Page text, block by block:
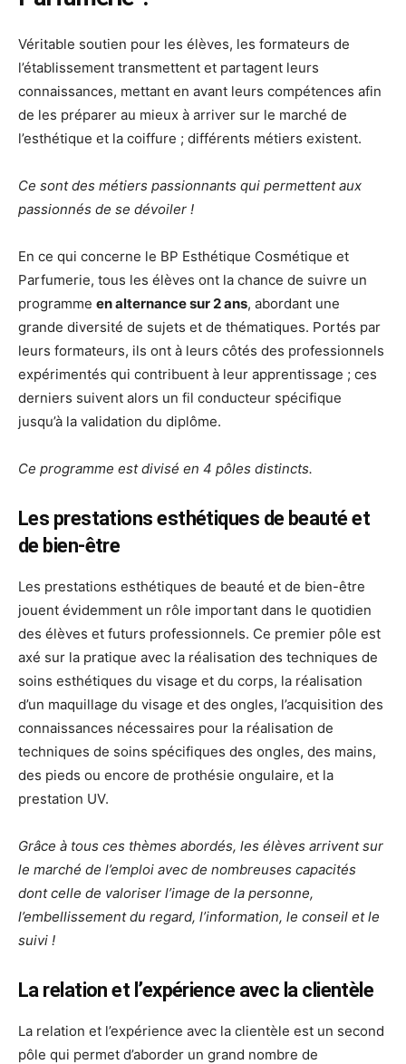
Véritable soutien pour les élèves, les formateurs de
l’établissement transmettent et partagent leurs
connaissances, mettant en avant leurs compétences afin
de les préparer au mieux à arriver sur le marché de
l’esthétique et la coiffure ; différents métiers existent.
Ce sont des métiers passionnants qui permettent aux
passionnés de se dévoiler !
En ce qui concerne le BP Esthétique Cosmétique et
Parfumerie, tous les élèves ont la chance de suivre un
programme en alternance sur 2 ans, abordant une
grande diversité de sujets et de thématiques. Portés par
leurs formateurs, ils ont à leurs côtés des professionnels
expérimentés qui contribuent à leur apprentissage ; ces
derniers suivent alors un fil conducteur spécifique
jusqu’à la validation du diplôme.
Ce programme est divisé en 4 pôles distincts.
Les prestations esthétiques de beauté et
de bien-être
Les prestations esthétiques de beauté et de bien-être
jouent évidemment un rôle important dans le quotidien
des élèves et futurs professionnels. Ce premier pôle est
axé sur la pratique avec la réalisation des techniques de
soins esthétiques du visage et du corps, la réalisation
d’un maquillage du visage et des ongles, l’acquisition des
connaissances nécessaires pour la réalisation de
techniques de soins spécifiques des ongles, des mains,
des pieds ou encore de prothésie ongulaire, et la
prestation UV.
Grâce à tous ces thèmes abordés, les élèves arrivent sur
le marché de l’emploi avec de nombreuses capacités
dont celle de valoriser l’image de la personne,
l’embellissement du regard, l’information, le conseil et le
suivi !
La relation et l’expérience avec la clientèle
La relation et l’expérience avec la clientèle est un second
pôle qui permet d’aborder un grand nombre de